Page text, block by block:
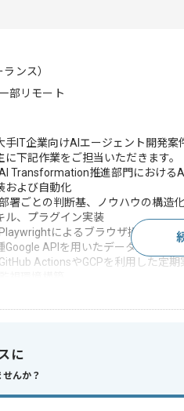
ンス）
部リモート
手IT企業向けAIエージェント開発
に下記作業をご担当いただきます。
Transformation推進部門における
および自動化
署ごとの判断基、ノウハウの構造
ル、プラグイン実装
によるブラウザ操作自動
Google APIを用いたデータ連携実装
ActionsやGCPを利用した定期
内容
20代活躍中 , 30代活躍
に
んか？